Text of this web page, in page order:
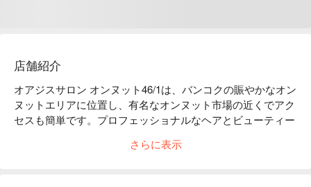
店舗紹介
オアジスサロン オンヌット46/1は、バンコクの賑やかなオン
ヌットエリアに位置し、有名なオンヌット市場の近くでアク
セスも簡単です。プロフェッショナルなヘアとビューティー
むことができます。サロンの熟練したヘアスタイリストは多
さらに表示